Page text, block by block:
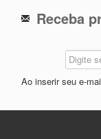
Receba
Ao inserir seu e-